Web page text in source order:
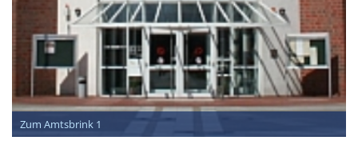
Zum Amtsbrink 1